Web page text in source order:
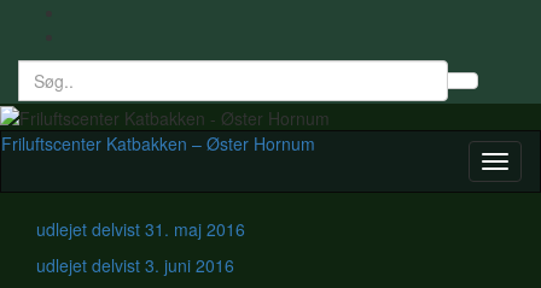
form
Search
for:
Friluftscenter Katbakken – Øster Hornum
udlejet delvist 31. maj 2016
udlejet delvist 3. juni 2016